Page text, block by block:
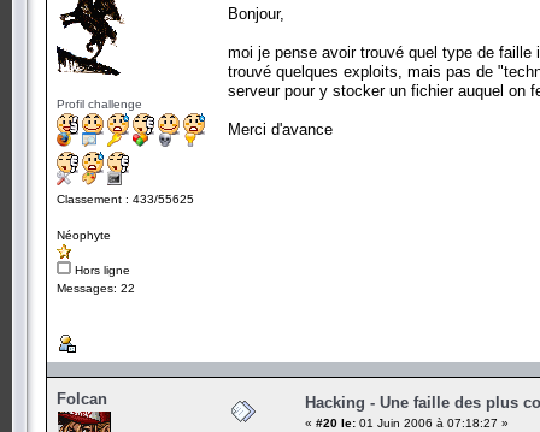
Profil challenge
Classement : 433/55625
Néophyte
Hors ligne
Messages: 22
Bonjour,
moi je pense avoir trouvé quel type de
trouvé quelques exploits, mais pas de
serveur pour y stocker un fichier auquel on
Merci d'avance
Folcan Hacking - Une faille des plus
« #20 le: 01 Juin 2006 à 07:18:27 »